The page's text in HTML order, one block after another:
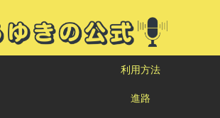
利用方法
進路